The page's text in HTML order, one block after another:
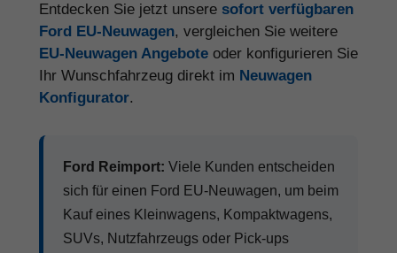
Entdecken Sie jetzt unsere sofort verfügbaren
Ford EU-Neuwagen, vergleichen Sie weitere
EU-Neuwagen Angebote oder konfigurieren Sie
Ihr Wunschfahrzeug direkt im Neuwagen
Konfigurator.
Ford Reimport: Viele Kunden entscheiden
sich für einen Ford EU-Neuwagen, um beim
Kauf eines Kleinwagens, Kompaktwagens,
SUVs, Nutzfahrzeugs oder Pick-ups